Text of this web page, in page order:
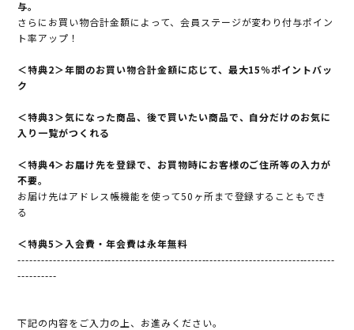
与。
さらにお買い物合計金額によって、会員ステージが変わり付与ポイン
ト率アップ！
＜特典2＞年間のお買い物合計金額に応じて、最大15％ポイントバッ
ク
＜特典3＞気になった商品、後で買いたい商品で、自分だけのお気に
入り一覧がつくれる
＜特典4＞お届け先を登録で、お買物時にお客様のご住所等の入力が
不要。
お届け先はアドレス帳機能を使って50ヶ所まで登録することもでき
る
＜特典5＞入会費・年会費は永年無料
---------------------------------------------------------------------------------
----------
下記の内容をご入力の上、お進みください。